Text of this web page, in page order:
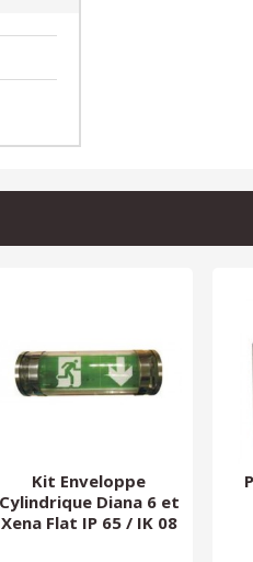
Kit Enveloppe
Cylindrique Diana 6 et
Xena Flat IP 65 / IK 08